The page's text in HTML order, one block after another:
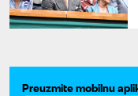
Preuzmite mobilnu